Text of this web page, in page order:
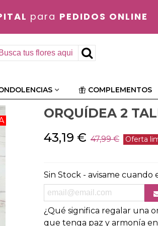
para PEDIDOS ONLINE
COMPLEMENTOS
ORQUÍDEA 2
43,19 € 47,99 € Oferta
Sin Stock - avisame cuando
¿Qué significa regalar una
que tenga paz y armonía